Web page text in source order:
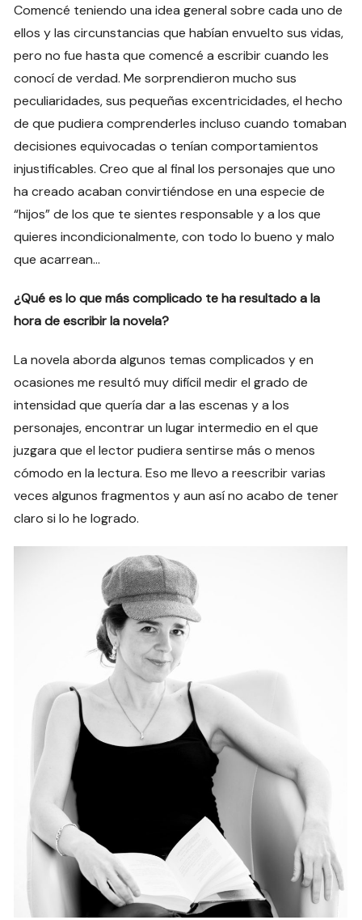
Comencé teniendo una idea general sobre cada uno de
ellos y las circunstancias que habían envuelto sus vidas,
pero no fue hasta que comencé a escribir cuando les
conocí de verdad. Me sorprendieron mucho sus
peculiaridades, sus pequeñas excentricidades, el hecho
de que pudiera comprenderles incluso cuando tomaban
decisiones equivocadas o tenían comportamientos
injustificables. Creo que al final los personajes que uno
ha creado acaban convirtiéndose en una especie de
“hijos” de los que te sientes responsable y a los que
quieres incondicionalmente, con todo lo bueno y malo
que acarrean…
¿Qué es lo que más complicado te ha resultado a la
hora de escribir la novela?
La novela aborda algunos temas complicados y en
ocasiones me resultó muy difícil medir el grado de
intensidad que quería dar a las escenas y a los
personajes, encontrar un lugar intermedio en el que
juzgara que el lector pudiera sentirse más o menos
cómodo en la lectura. Eso me llevo a reescribir varias
veces algunos fragmentos y aun así no acabo de tener
claro si lo he logrado.